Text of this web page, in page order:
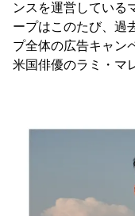
ンスを運営している
ープはこのたび、過
プ全体の広告キャン
米国俳優のラミ・マ